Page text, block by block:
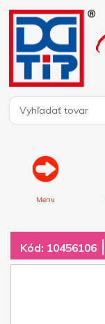
Menu
Kód: 10456106 |